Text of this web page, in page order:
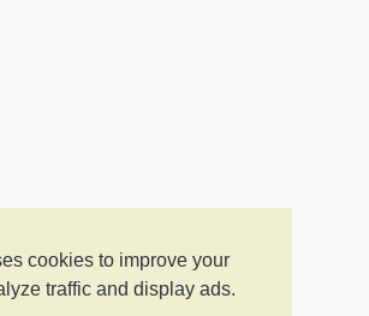
cookies to improve your
traffic and display ads.